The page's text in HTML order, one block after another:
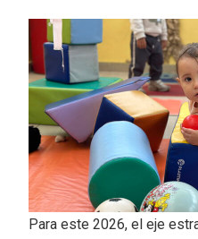
Para este 2026, el eje